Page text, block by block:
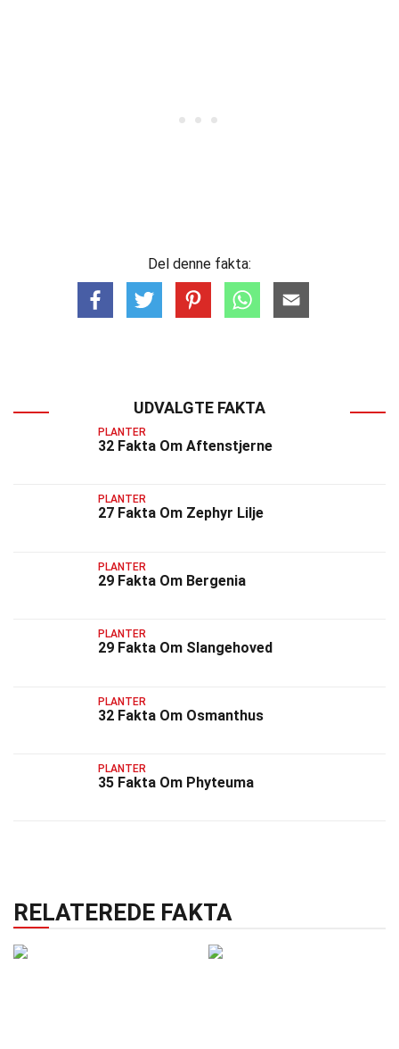
Del denne fakta:
UDVALGTE FAKTA
PLANTER
32 Fakta Om Aftenstjerne
PLANTER
27 Fakta Om Zephyr Lilje
PLANTER
29 Fakta Om Bergenia
PLANTER
29 Fakta Om Slangehoved
PLANTER
32 Fakta Om Osmanthus
PLANTER
35 Fakta Om Phyteuma
RELATEREDE FAKTA